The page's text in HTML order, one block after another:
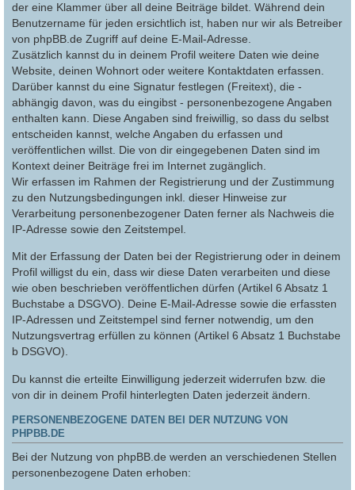
der eine Klammer über all deine Beiträge bildet. Während dein
Benutzername für jeden ersichtlich ist, haben nur wir als Betreiber
von phpBB.de Zugriff auf deine E-Mail-Adresse.
Zusätzlich kannst du in deinem Profil weitere Daten wie deine
Website, deinen Wohnort oder weitere Kontaktdaten erfassen.
Darüber kannst du eine Signatur festlegen (Freitext), die -
abhängig davon, was du eingibst - personenbezogene Angaben
enthalten kann. Diese Angaben sind freiwillig, so dass du selbst
entscheiden kannst, welche Angaben du erfassen und
veröffentlichen willst. Die von dir eingegebenen Daten sind im
Kontext deiner Beiträge frei im Internet zugänglich.
Wir erfassen im Rahmen der Registrierung und der Zustimmung
zu den Nutzungsbedingungen inkl. dieser Hinweise zur
Verarbeitung personenbezogener Daten ferner als Nachweis die
IP-Adresse sowie den Zeitstempel.
Mit der Erfassung der Daten bei der Registrierung oder in deinem
Profil willigst du ein, dass wir diese Daten verarbeiten und diese
wie oben beschrieben veröffentlichen dürfen (Artikel 6 Absatz 1
Buchstabe a DSGVO). Deine E-Mail-Adresse sowie die erfassten
IP-Adressen und Zeitstempel sind ferner notwendig, um den
Nutzungsvertrag erfüllen zu können (Artikel 6 Absatz 1 Buchstabe
b DSGVO).
Du kannst die erteilte Einwilligung jederzeit widerrufen bzw. die
von dir in deinem Profil hinterlegten Daten jederzeit ändern.
PERSONENBEZOGENE DATEN BEI DER NUTZUNG VON
PHPBB.DE
Bei der Nutzung von phpBB.de werden an verschiedenen Stellen
personenbezogene Daten erhoben: